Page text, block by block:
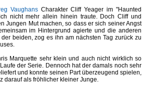
VaughansCharakter Cliff Yeager im "Haunted
nicht mehr allein hinein traute. Doch Cliff und
Jungen Mut machen, so dass er sich seiner Angst
im Hintergrund agierte und die anderen
beiden, zog es ihn am nächsten Tag zurück zu
Marquette sehr klein und auch nicht wirklich so
der Serie. Dennoch hat der damals noch sehr
und konnte seinen Part überzeugend spielen,
darauf als fröhlicher kleiner Junge.